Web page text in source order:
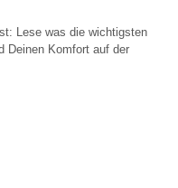
Lese was die wichtigsten
Deinen Komfort auf der